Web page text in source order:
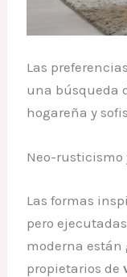
Las
una búsqueda
hogareña y
Neo-rusticismo
Las formas
pero
moderna están
propietarios de